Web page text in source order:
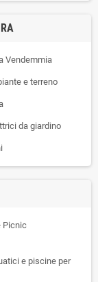
Vendemmia
e terreno
da giardino
Picnic
e piscine per